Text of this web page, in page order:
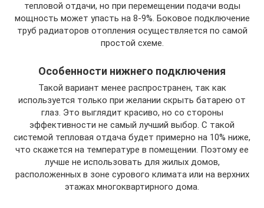
тепловой отдачи, но при перемещении подачи воды
мощность может упасть на 8-9%. Боковое подключение
труб радиаторов отопления осуществляется по самой
простой схеме.
Особенности нижнего подключения
Такой вариант менее распространен, так как
используется только при желании скрыть батарею от
глаз. Это выглядит красиво, но со стороны
эффективности не самый лучший выбор. С такой
системой тепловая отдача будет примерно на 10% ниже,
что скажется на температуре в помещении. Поэтому ее
лучше не использовать для жилых домов,
расположенных в зоне сурового климата или на верхних
этажах многоквартирного дома.